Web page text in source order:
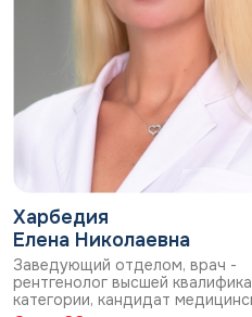
Харбедия
Елена Николаевна
Заведующий отделом, врач -
рентгенолог высшей
категории, кандидат